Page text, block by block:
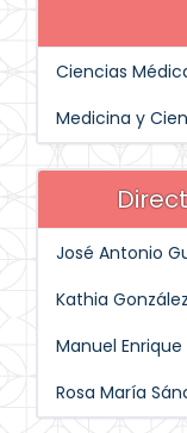
Ciencias
Medicina y
José Antonio
Kathia
Manuel
Rosa María